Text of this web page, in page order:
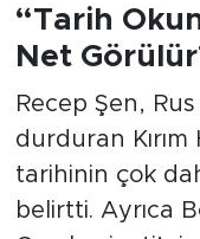
“Tarih
Net
Recep Şen, Rus
durduran Kırım
tarihinin çok
belirtti. Ayrıca